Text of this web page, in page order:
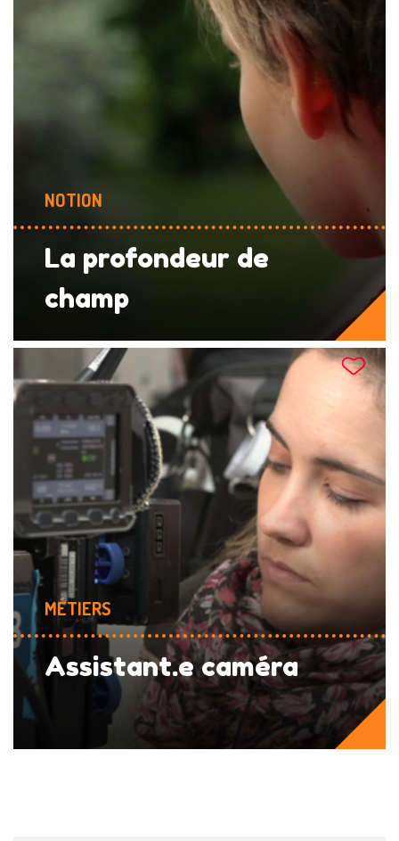
NOTION
La profondeur de
champ
MÉTIERS
Assistant.e caméra